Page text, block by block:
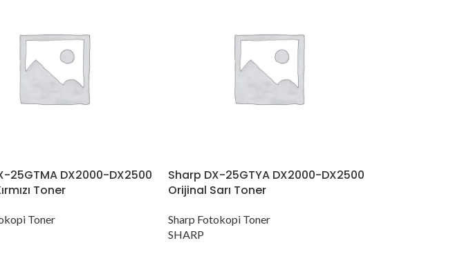
25GTMA DX2000-DX2500
Toner
Toner
Sharp DX-25GTYA DX2000-DX2500
Orijinal Sarı Toner
Sharp Fotokopi Toner
SHARP